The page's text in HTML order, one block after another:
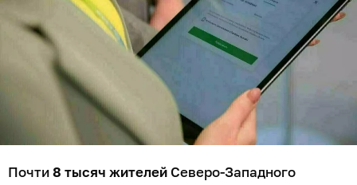
Почти8 тысяч жителей Северо-Западного